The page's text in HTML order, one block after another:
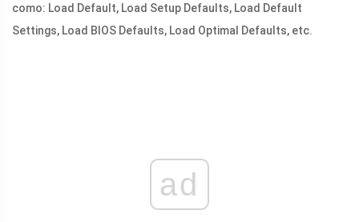
como: Load Default, Load Setup Defaults, Load Default
Settings, Load BIOS Defaults, Load Optimal Defaults, etc.
ad